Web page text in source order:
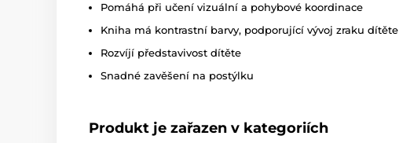
Pomáhá při učení vizuální a pohybové koordinace
Kniha má kontrastní barvy, podporující vývoj zraku dítěte
Rozvíjí představivost dítěte
Snadné zavěšení na postýlku
Produkt je zařazen v kategoriích